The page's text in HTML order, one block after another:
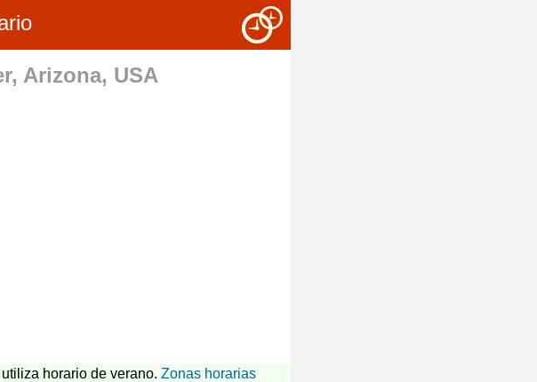
Arizona, USA
utiliza horario de verano. Zonas horarias